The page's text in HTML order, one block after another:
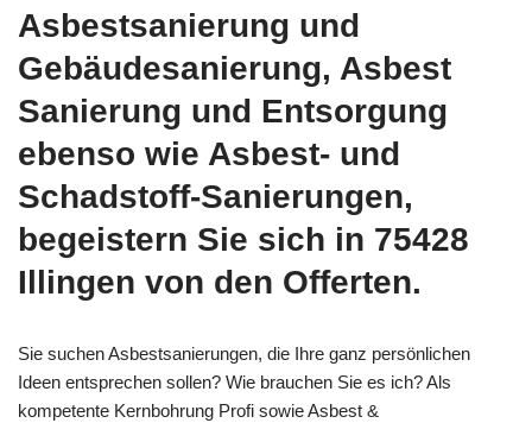
Asbestsanierung und
Gebäudesanierung, Asbest
Sanierung und Entsorgung
ebenso wie Asbest- und
Schadstoff-Sanierungen,
begeistern Sie sich in 75428
Illingen von den Offerten.
Sie suchen Asbestsanierungen, die Ihre ganz persönlichen
Ideen entsprechen sollen? Wie brauchen Sie es ich? Als
kompetente Kernbohrung Profi sowie Asbest &